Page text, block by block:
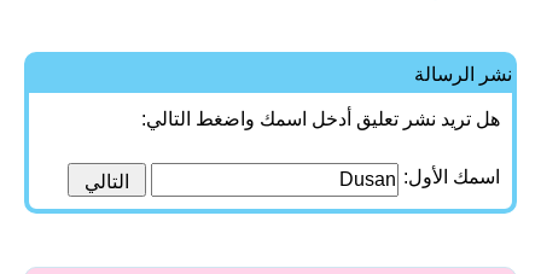
نشر الرسالة
هل تريد نشر تعليق أدخل اسمك واضغط التالي:
اسمك الأول: